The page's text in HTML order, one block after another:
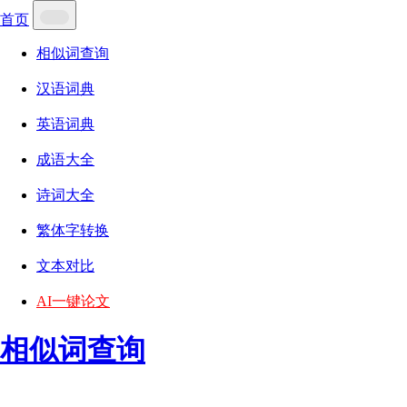
首页
相似词查询
汉语词典
英语词典
成语大全
诗词大全
繁体字转换
文本对比
AI一键论文
相似词查询